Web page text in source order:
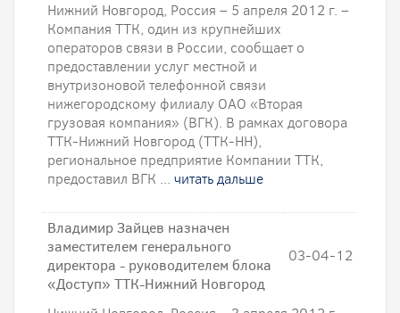
Нижний Новгород, Россия – 5 апреля 2012 г. –
Компания ТТК, один из крупнейших
операторов связи в России, сообщает о
предоставлении услуг местной и
внутризоновой телефонной связи
нижегородскому филиалу ОАО «Вторая
грузовая компания» (ВГК). В рамках договора
ТТК-Нижний Новгород (ТТК-НН),
региональное предприятие Компании ТТК,
предоставил ВГК ... читать дальше
Владимир Зайцев назначен
заместителем генерального
директора - руководителем блока
«Доступ» ТТК-Нижний Новгород
03-04-12